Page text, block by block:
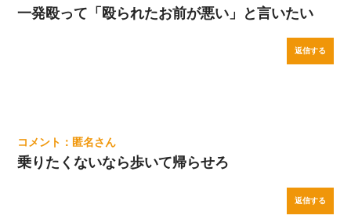
一発殴って「殴られたお前が悪い」と言いたい
返信する
匿名
乗りたくないなら歩いて帰らせろ
返信する